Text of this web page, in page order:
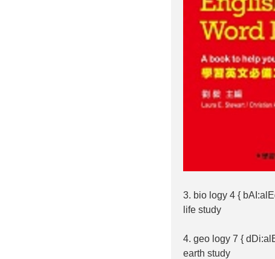
3. bio logy 4 {
life study
4. geo logy 7 {
earth study